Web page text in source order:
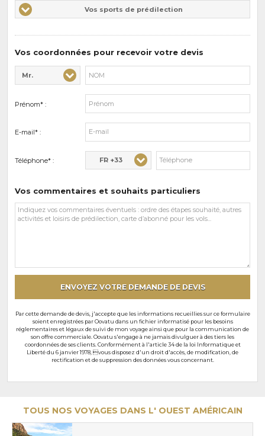
d'intérêts
Vos
sports
de
Vos sports de prédilection
Vos coordonnées pour recevoir votre devis
Civilité* :
Mr.
Nom* :
Prénom* :
E-mail* :
Téléphone* : FR +33
Vos commentaires et souhaits particuliers
Vos
commentaires
ENVOYEZ VOTRE DEMANDE DE DEVIS
Par cette demande de devis, j'accepte que les informations recueillies sur ce formulaire
soient enregistrées par Oovatu dans un fichier informatisé pour les besoins
réglementaires et légaux de suivi de mon voyage ainsi que pour la communication de
son offre commerciale. Oovatu s'engage à ne jamais divulguer à des tiers les
coordonnées de ses clients. Conformément à l'article 34 de la loi Informatique et
Liberté du 6 janvier 1978, vous disposez d'un droit d'accès, de modification, de
rectification et de suppression des données vous concernant.
TOUS NOS VOYAGES DANS L' OUEST AMÉRICAIN